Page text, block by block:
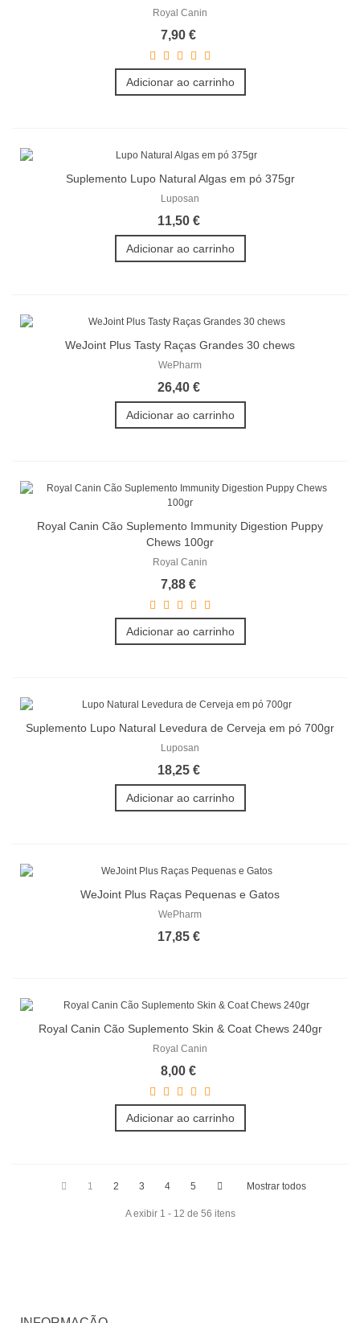
Royal Canin
7,90 €
Adicionar ao carrinho
Suplemento Lupo Natural Algas em pó 375gr
Luposan
11,50 €
Adicionar ao carrinho
WeJoint Plus Tasty Raças Grandes 30 chews
WePharm
26,40 €
Adicionar ao carrinho
Royal Canin Cão Suplemento Immunity Digestion Puppy
Chews 100gr
Royal Canin
7,88 €
Adicionar ao carrinho
Suplemento Lupo Natural Levedura de Cerveja em pó 700gr
Luposan
18,25 €
Adicionar ao carrinho
WeJoint Plus Raças Pequenas e Gatos
WePharm
17,85 €
Royal Canin Cão Suplemento Skin & Coat Chews 240gr
Royal Canin
8,00 €
Adicionar ao carrinho
1 2 3 4 5 Mostrar todos
A exibir 1 - 12 de 56 itens